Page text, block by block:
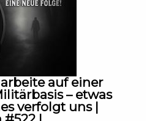
genau dorthin versetzt.
Nur Kälte… und etwas im
der bekanntesten Militär-
auf einer
– etwas
verfolgt uns |